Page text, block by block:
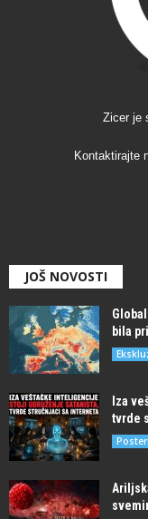
Zicer je
Kontaktirajte
JOŠ NOVOSTI
bila
Iza
tvrde
Posteri